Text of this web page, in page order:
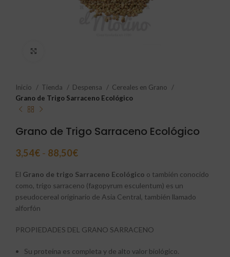
Inicio Tienda Despensa
Cereales en Grano
Grano de Trigo Sarraceno Ecológico
Grano de Trigo Sarraceno Ecológico
3,54€ - 88,50€
El Grano de trigo Sarraceno Ecológico o también conocido
como, trigo sarraceno (fagopyrum esculentum) es un
pseudocereal originario de Asia Central, también llamado
alforfón
PROPIEDADES DEL GRANO SARRACENO
Su proteína es completa y de alto valor biológico.